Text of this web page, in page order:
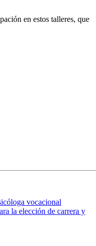
en estos talleres, que
vocacional
la elección de carrera y